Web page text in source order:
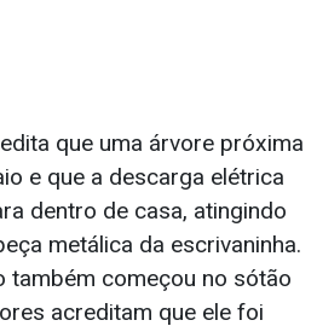
que uma árvore próxima
e que a descarga elétrica
dentro de casa, atingindo
metálica da escrivaninha.
também começou no sótão
acreditam que ele foi